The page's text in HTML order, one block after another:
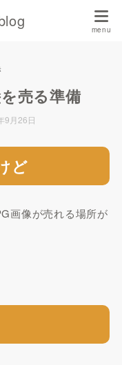
売る準備
9月26日
ど
画像が売れる場所が